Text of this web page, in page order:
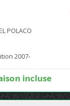
POLACO
2007-
incluse